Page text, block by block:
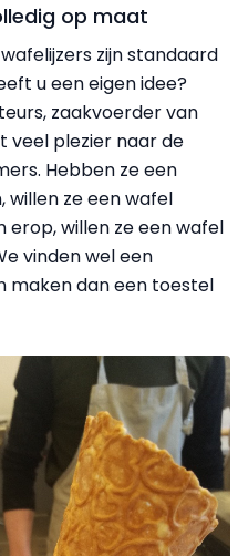
op maat
zijn standaard
u een eigen idee?
zaakvoerder van
veel plezier naar de
Hebben ze een
willen ze een wafel
willen ze een wafel
vinden wel een
maken dan een toestel